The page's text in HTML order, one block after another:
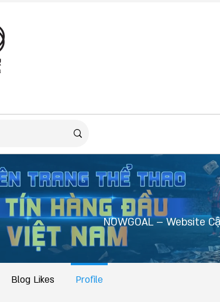
NOWGOAL – Website
Profile
Blog Likes